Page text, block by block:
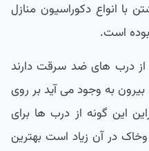
با انواع دکوراسیون منازل
است.
از درب های ضد سرقت دارند
به وجود می آید بر روی
این گونه از درب ها برای
در آن زیاد است بهترین